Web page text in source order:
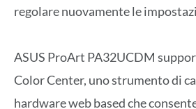
regolare nuovamente le
ASUS ProArt PA32UCDM
Color Center, uno strumento di
hardware web based che